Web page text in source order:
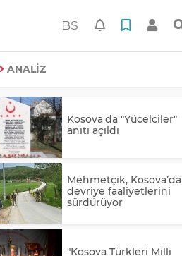
BS
ANALİZ
Kosova'da "Yücelciler"
anıtı açıldı
Mehmetçik, Kosova’da
devriye faaliyetlerini
sürdürüyor
"Kosova Türkleri Milli